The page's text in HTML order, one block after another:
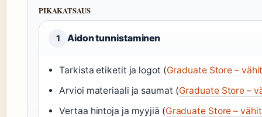
PIKAKATSAUS
1 Aidon tunnistaminen
Tarkista etiketit ja logot (Graduate Store –
Arvioi materiaali ja saumat (Graduate Store –
Vertaa hintoja ja myyjiä (Graduate Store –